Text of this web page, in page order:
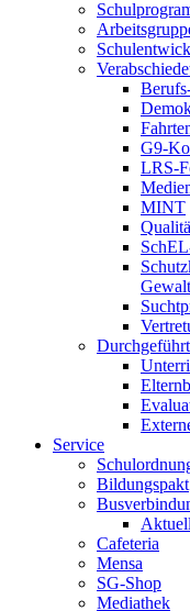
G9-
LRS-
MINT
Gewalt
Service
Bildungspakt
Cafeteria
Mensa
SG-Shop
Mediathek